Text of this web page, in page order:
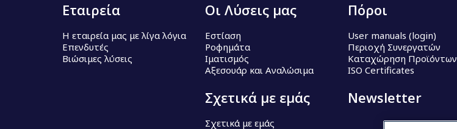
Εταιρεία
Η εταιρεία μας με λίγα λόγια
Επενδυτές
Βιώσιμες λύσεις
Οι Λύσεις μας
Εστίαση
Ροφημάτα
Ιματισμός
Αξεσουάρ και Αναλώσιμα
Σχετικά με εμάς
Σχετικά με εμάς
Πόροι
User manuals (login)
Περιοχή Συνεργατών
Καταχώρηση Προϊόντων
ISO Certificates
Newsletter